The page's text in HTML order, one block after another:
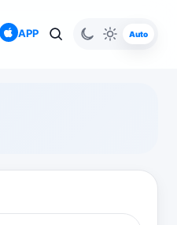
APP Auto